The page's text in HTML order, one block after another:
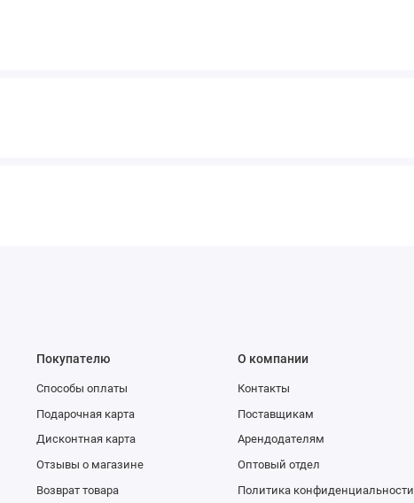
Покупателю
Способы оплаты
Подарочная карта
Дисконтная карта
Отзывы о магазине
Возврат товара
О компании
Контакты
Поставщикам
Арендодателям
Оптовый отдел
Политика конфиденциальности